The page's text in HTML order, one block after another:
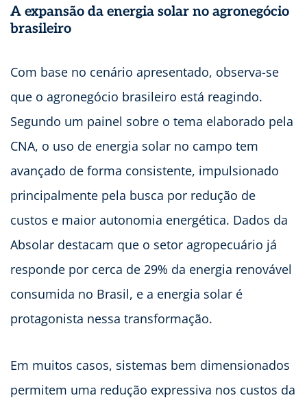
A expansão da energia solar no agronegócio
brasileiro
Com base no cenário apresentado, observa-se
que o agronegócio brasileiro está reagindo.
Segundo um painel sobre o tema elaborado pela
CNA, o uso de energia solar no campo tem
avançado de forma consistente, impulsionado
principalmente pela busca por redução de
custos e maior autonomia energética. Dados da
Absolar destacam que o setor agropecuário já
responde por cerca de 29% da energia renovável
consumida no Brasil, e a energia solar é
protagonista nessa transformação.
Em muitos casos, sistemas bem dimensionados
permitem uma redução expressiva nos custos da